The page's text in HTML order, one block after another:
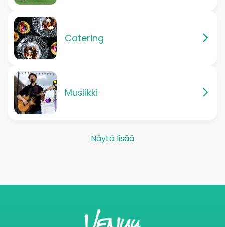
Catering
Musiikki
Näytä lisää